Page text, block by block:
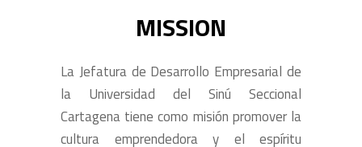
MISSION
La Jefatura de Desarrollo Empresarial de
la Universidad del Sinú Seccional
Cartagena tiene como misión promover la
cultura emprendedora y el espíritu